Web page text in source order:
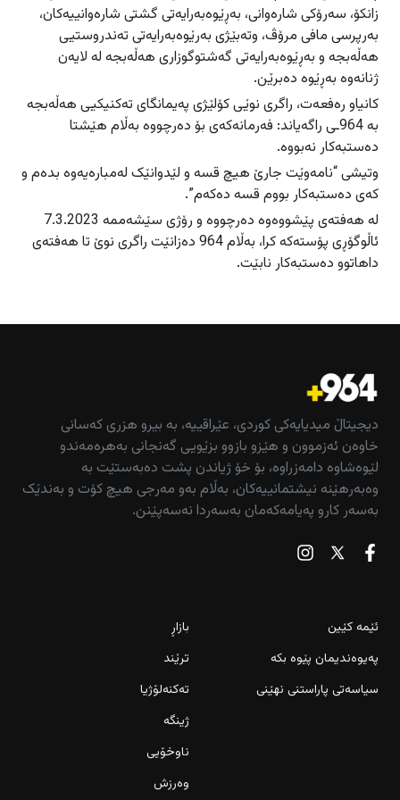
زانکۆ، سەرۆکی شارەوانی، بەڕێوەبەرایەتی گشتی شارەوانییەکان،
بەرپرسی مافی مرۆڤ، وتەبێژی بەرێوەبەرایەتی تەندروستیی
هەڵەبجە و بەڕێوەبەرایەتی گەشتوگوزاری هەڵەبجە لە لایەن
ژنانەوە بەڕێوە دەبرێن.
کانیاو رەفعەت، راگری نوێی کۆلێژی پەیمانگای تەکنیکیی هەڵەبجە
بە 964ـی راگەیاند: فەرمانەکەی بۆ دەرچووە بەڵام هێشتا
دەستبەکار نەبووە.
وتیشی “نامەوێت جارێ هیچ قسە و لێدوانێک لەمبارەیەوە بدەم و
کەی دەستبەکار بووم قسە دەکەم”.
لە هەفتەی پێشووەوە دەرچووە و رۆژی سێشەممە 7.3.2023
ئاڵوگۆڕی پۆستەکە کرا، بەڵام 964 دەزانێت راگری نوێ تا هەفتەی
داهاتوو دەستبەکار نابێت.
دیجیتاڵ میدیایەکی کوردی، عێراقییە، بە بیرو هزری کەسانی
خاوەن ئەزموون و هێزو بازوو بزێویی گەنجانی بەهرەمەندو
لێوەشاوە دامەزراوە، بۆ خۆ ژیاندن پشت دەبەستێت بە
وەبەرهێنە نیشتمانییەکان، بەڵام بەو مەرجی هیچ کۆت و بەندێک
بەسەر کارو پەیامەکەمان بەسەردا نەسەپێنن.
ئێمە کێین
پەیوەندیمان پێوە بکە
سیاسەتی پاراستنی نهێنی
بازاڕ
ترێند
تەکنەلۆژیا
ژینگە
ناوخۆیی
وەرزش